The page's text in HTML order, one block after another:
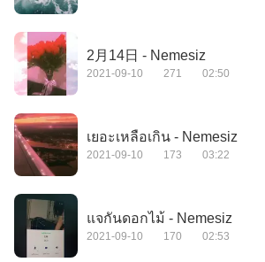
2月14日 - Nemesiz
2021-09-10 271 02:50
เยอะเหลือเกิน - Nemesiz
2021-09-10 173 03:22
แจกันดอกไม้ - Nemesiz
2021-09-10 170 02:53